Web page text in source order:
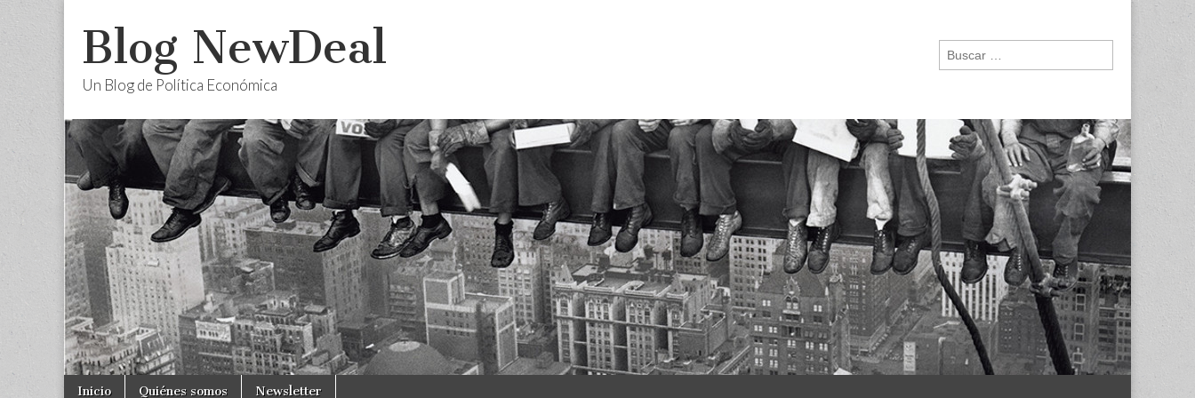
Blog NewDeal
Un Blog de Política Económica
Buscar:
Main
Skip
Inicio Quiénes somos Newsletter